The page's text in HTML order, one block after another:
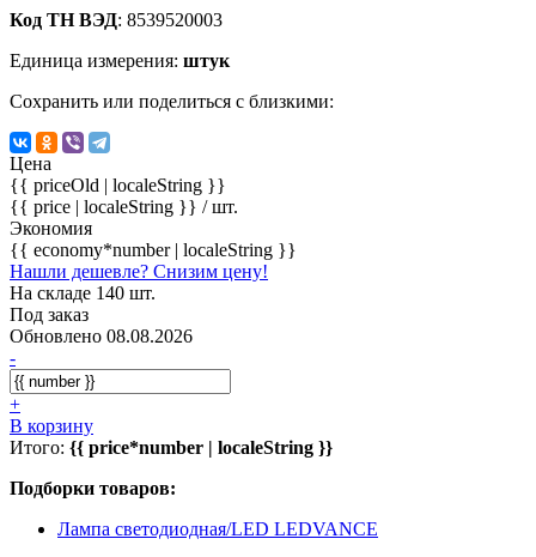
Код ТН ВЭД: 8539520003
Единица измерения: штук
Сохранить или поделиться с близкими:
Цена
{{ priceOld | localeString }}
{{ price | localeString }} / шт.
Экономия
{{ economy*number | localeString }}
Нашли дешевле? Снизим цену!
На складе 140 шт.
Под заказ
Обновлено 08.08.2026
-
+
В корзину
Итого: {{ price*number | localeString }}
Подборки товаров:
Лампа светодиодная/LED LEDVANCE